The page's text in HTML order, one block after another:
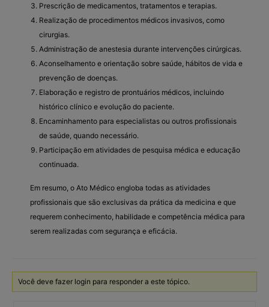
Prescrição de medicamentos, tratamentos e terapias.
Realização de procedimentos médicos invasivos, como
cirurgias.
Administração de anestesia durante intervenções cirúrgicas.
Aconselhamento e orientação sobre saúde, hábitos de vida e
prevenção de doenças.
Elaboração e registro de prontuários médicos, incluindo
histórico clínico e evolução do paciente.
Encaminhamento para especialistas ou outros profissionais
de saúde, quando necessário.
Participação em atividades de pesquisa médica e educação
continuada.
Em resumo, o Ato Médico engloba todas as atividades
profissionais que são exclusivas da prática da medicina e que
requerem conhecimento, habilidade e competência médica para
serem realizadas com segurança e eficácia.
Você deve fazer login para responder a este tópico.